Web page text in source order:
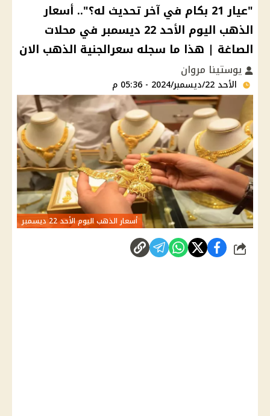
"عيار 21 بكام في آخر تحديث له؟".. أسعار
الذهب اليوم الأحد 22 ديسمبر في محلات
الصاغة | هذا ما سجله سعرالجنية الذهب الان
يوستينا مروان
الأحد 22/ديسمبر/2024 - 05:36 م
أسعار الذهب اليوم الأحد 22 ديسمبر
شارك